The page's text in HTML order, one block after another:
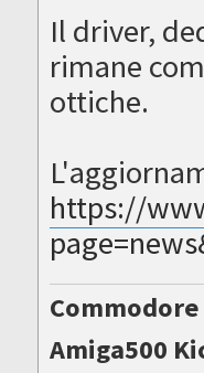
Il driver,
rimane
ottiche.
https://
Amiga500